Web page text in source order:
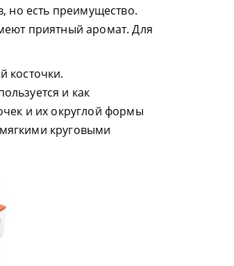
но есть преимущество.
приятный аромат. Для
косточки.
и как
и их округлой формы
круговыми